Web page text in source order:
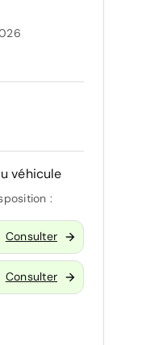
véhicule
:
Consulter
Consulter